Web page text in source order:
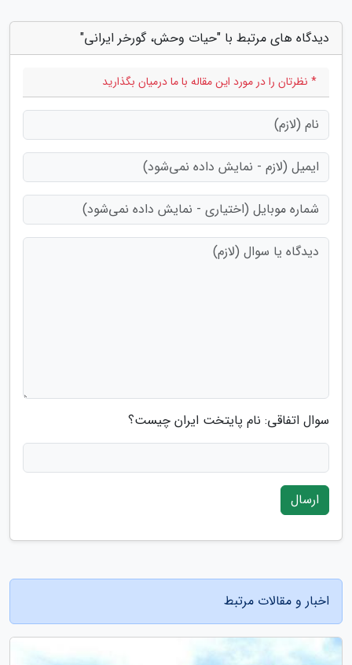
دیدگاه های مرتبط با "حیات وحش، گورخر ایرانی"
* نظرتان را در مورد این مقاله با ما درمیان بگذارید
سوال اتفاقی: نام پایتخت ایران چیست؟
ارسال
اخبار و مقالات مرتبط